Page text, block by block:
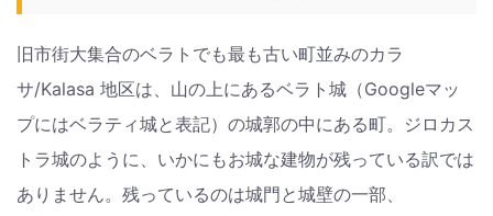
旧市街大集合のベラトでも最も古い町並みのカラ
サ/Kalasa 地区は、山の上にあるベラト城（Googleマッ
プにはベラティ城と表記）の城郭の中にある町。ジロカス
トラ城のように、いかにもお城な建物が残っている訳では
ありません。残っているのは城門と城壁の一部、